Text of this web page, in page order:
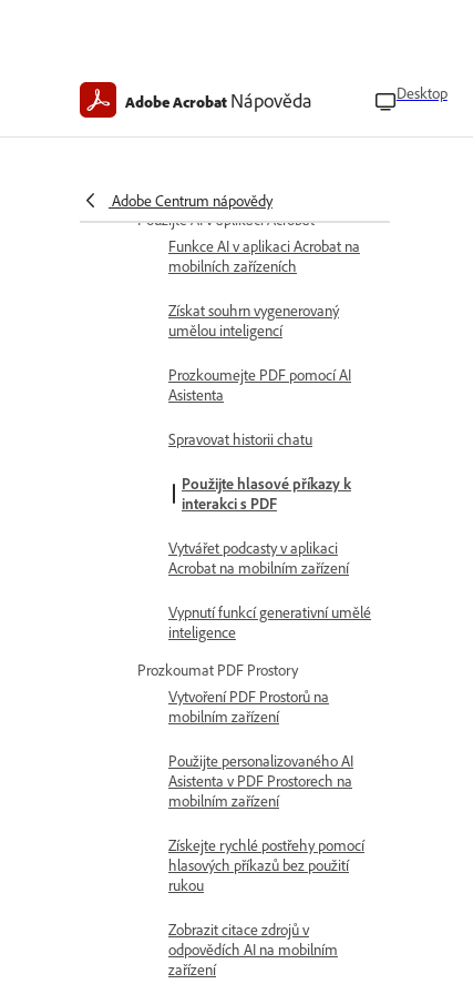
Adobe Acrobat Nápověda Desktop
Adobe Centrum nápovědy
Sloučit soubory
Použijte AI v aplikaci Acrobat
Funkce AI v aplikaci Acrobat na
mobilních zařízeních
Získat souhrn vygenerovaný
umělou inteligencí
Prozkoumejte PDF pomocí AI
Asistenta
Spravovat historii chatu
Použijte hlasové příkazy k
interakci s PDF
Vytvářet podcasty v aplikaci
Acrobat na mobilním zařízení
Vypnutí funkcí generativní umělé
inteligence
Prozkoumat PDF Prostory
Vytvoření PDF Prostorů na
mobilním zařízení
Použijte personalizovaného AI
Asistenta v PDF Prostorech na
mobilním zařízení
Získejte rychlé postřehy pomocí
hlasových příkazů bez použití
rukou
Zobrazit citace zdrojů v
odpovědích AI na mobilním
zařízení